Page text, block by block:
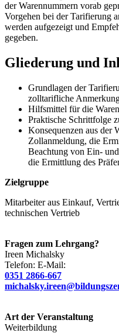
der Warennummern vorab
Vorgehen bei der Tarifierung
werden aufgezeigt und
gegeben.
Gliederung und
Grundlagen der
zolltarifliche
Hilfsmittel für die
Praktische Schrittfolge
Konsequenzen aus der
Zollanmeldung, die
Beachtung von Ein-
die Ermittlung des
Zielgruppe
Mitarbeiter aus Einkauf,
technischen Vertrieb
Fragen zum Lehrgang?
Ireen Michalsky
Telefon: E-Mail:
0351 2866-667
Art der Veranstaltung
Weiterbildung